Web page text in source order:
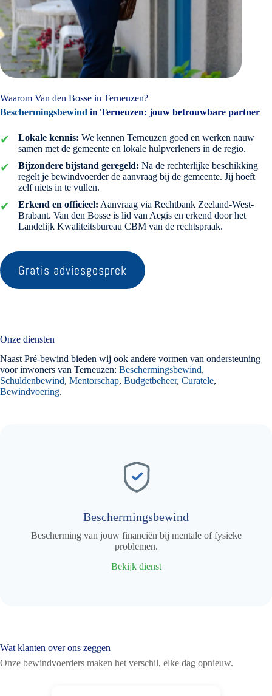
Waarom Van den Bosse in Terneuzen?
Beschermingsbewind in Terneuzen: jouw betrouwbare partner
Lokale kennis: We kennen Terneuzen goed en werken nauw
samen met de gemeente en lokale hulpverleners in de regio.
Bijzondere bijstand geregeld: Na de rechterlijke beschikking
regelt je bewindvoerder de aanvraag bij de gemeente. Jij hoeft
zelf niets in te vullen.
Erkend en officieel: Aanvraag via Rechtbank Zeeland-West-
Brabant. Van den Bosse is lid van Aegis en erkend door het
Landelijk Kwaliteitsbureau CBM van de rechtspraak.
Gratis adviesgesprek
Onze diensten
Naast Pré-bewind bieden wij ook andere vormen van ondersteuning
voor inwoners van Terneuzen: Beschermingsbewind,
Schuldenbewind, Mentorschap, Budgetbeheer, Curatele,
Bewindvoering.
Beschermingsbewind
Bescherming van jouw financiën bij mentale of fysieke
problemen.
Bekijk dienst
Wat klanten over ons zeggen
Onze bewindvoerders maken het verschil, elke dag opnieuw.